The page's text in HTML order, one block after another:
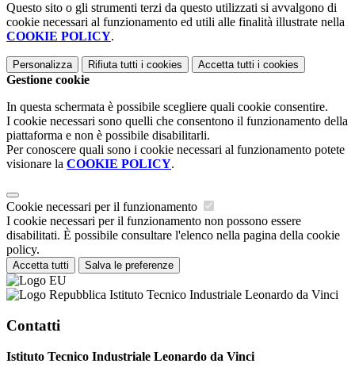
Questo sito o gli strumenti terzi da questo utilizzati si avvalgono di
cookie necessari al funzionamento ed utili alle finalità illustrate nella
COOKIE POLICY.
Personalizza Rifiuta tutti i cookies Accetta tutti i cookies
Gestione cookie
In questa schermata è possibile scegliere quali cookie consentire.
I cookie necessari sono quelli che consentono il funzionamento della
piattaforma e non è possibile disabilitarli.
Per conoscere quali sono i cookie necessari al funzionamento potete
visionare la COOKIE POLICY.
Cookie necessari per il funzionamento
I cookie necessari per il funzionamento non possono essere
disabilitati. È possibile consultare l'elenco nella pagina della cookie
policy.
Accetta tutti Salva le preferenze
Istituto Tecnico Industriale Leonardo da Vinci
Contatti
Istituto Tecnico Industriale Leonardo da Vinci